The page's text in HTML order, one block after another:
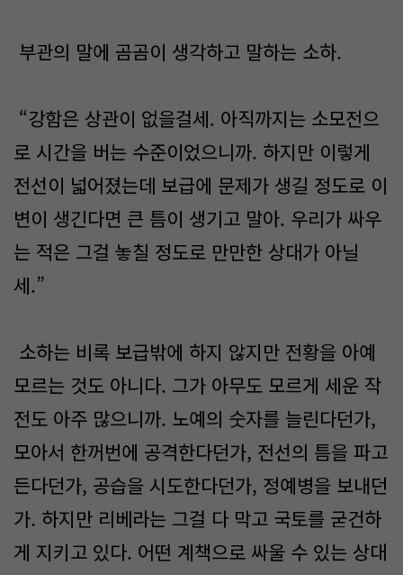
부관의 말에 곰곰이 생각하고 말하는 소하.
“강함은 상관이 없을걸세. 아직까지는 소모전으
로 시간을 버는 수준이었으니까. 하지만 이렇게
전선이 넓어졌는데 보급에 문제가 생길 정도로 이
변이 생긴다면 큰 틈이 생기고 말아. 우리가 싸우
는 적은 그걸 놓칠 정도로 만만한 상대가 아닐
세.”
소하는 비록 보급밖에 하지 않지만 전황을 아예
모르는 것도 아니다. 그가 아무도 모르게 세운 작
전도 아주 많으니까. 노예의 숫자를 늘린다던가,
모아서 한꺼번에 공격한다던가, 전선의 틈을 파고
든다던가, 공습을 시도한다던가, 정예병을 보내던
가. 하지만 리베라는 그걸 다 막고 국토를 굳건하
게 지키고 있다. 어떤 계책으로 싸울 수 있는 상대